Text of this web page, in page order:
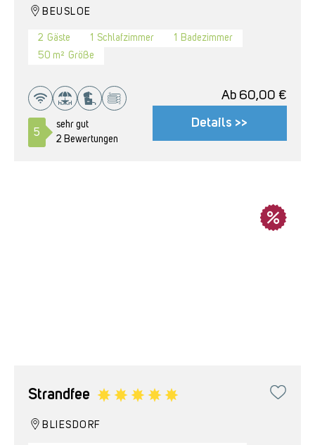
BEUSLOE
2 Gäste 1 Schlafzimmer 1
Badezimmer
50 m² Größe
5
sehr gut
2 Bewertungen
Ab 60,00 €
Details >>
Strandfee
BLIESDORF